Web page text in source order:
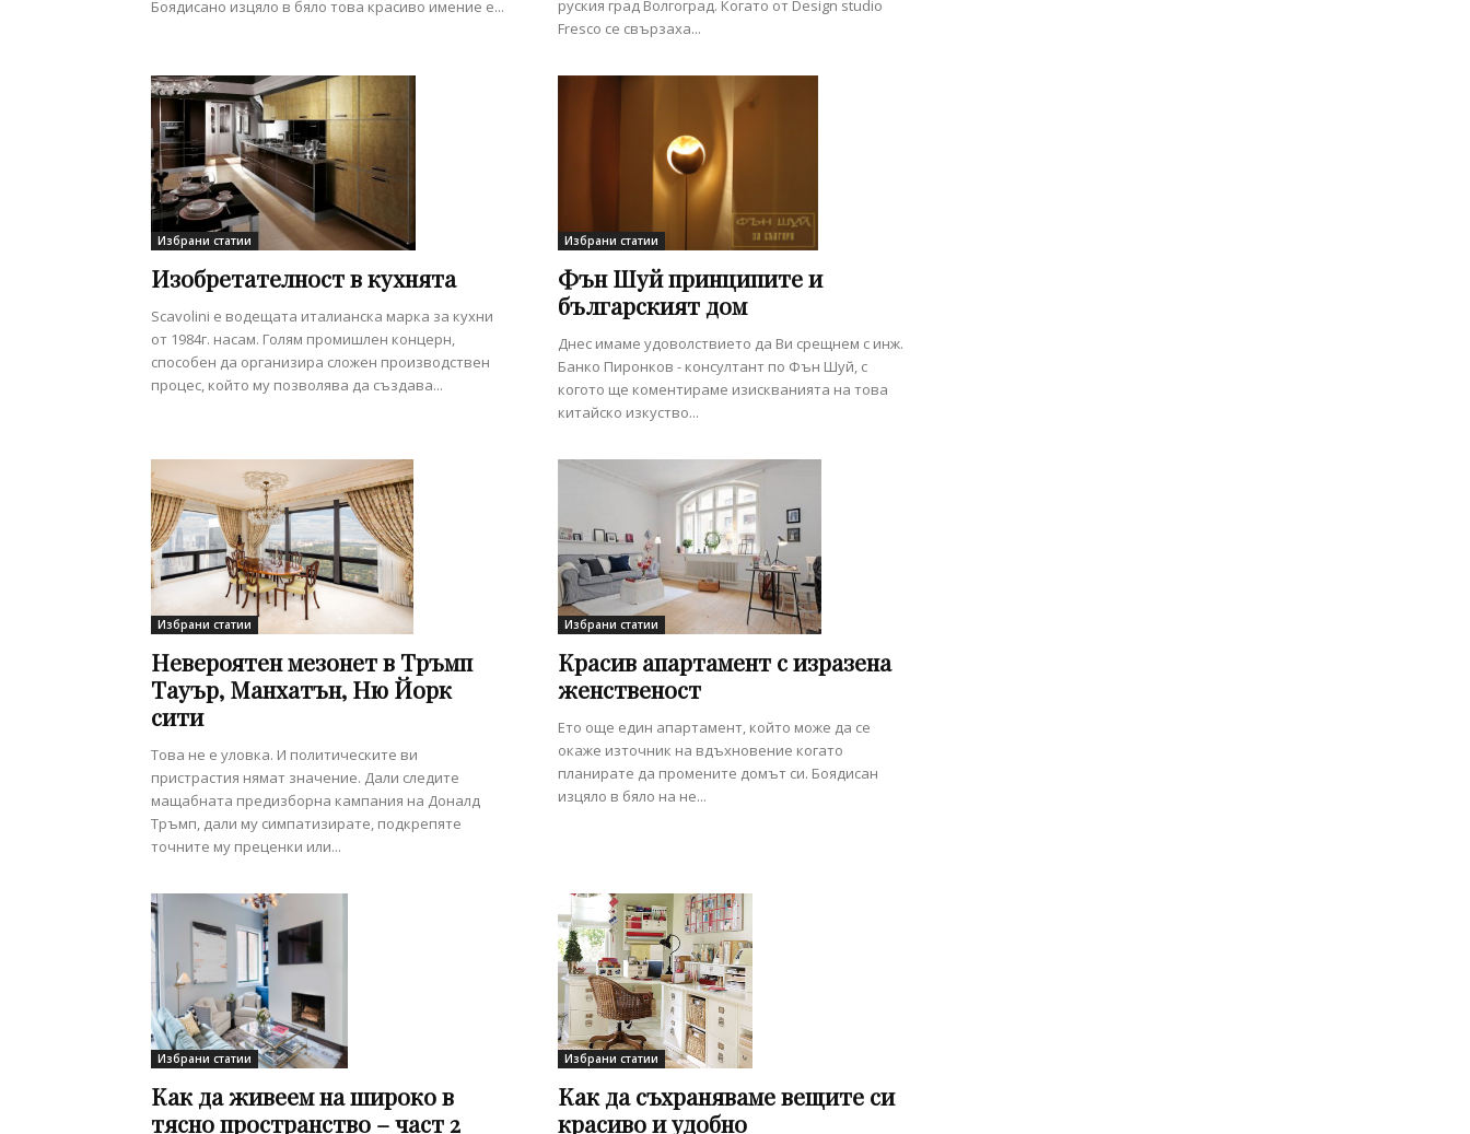
Боядисано изцяло в бяло това красиво имение е...
руския град Волгоград. Когато от Design studio
Fresco се свързаха...
Избрани статии
Изобретателност в кухнята
Scavolini е водещата италианска марка за кухни
от 1984г. насам. Голям промишлен концерн,
способен да организира сложен производствен
процес, който му позволява да създава...
Избрани статии
Фън Шуй принципите и
българският дом
Днес имаме удоволствието да Ви срещнем с инж.
Банко Пиронков - консултант по Фън Шуй, с
когото ще коментираме изискванията на това
китайско изкуство...
Избрани статии
Невероятен мезонет в Тръмп
Тауър, Манхатън, Ню Йорк
сити
Това не е уловка. И политическите ви
пристрастия нямат значение. Дали следите
мащабната предизборна кампания на Доналд
Тръмп, дали му симпатизирате, подкрепяте
точните му преценки или...
Избрани статии
Красив апартамент с изразена
женственост
Ето още един апартамент, който може да се
окаже източник на вдъхновение когато
планирате да промените домът си. Боядисан
изцяло в бяло на не...
Избрани статии
Как да живеем на широко в
тясно пространство – част 2
Избрани статии
Как да съхраняваме вещите си
красиво и удобно